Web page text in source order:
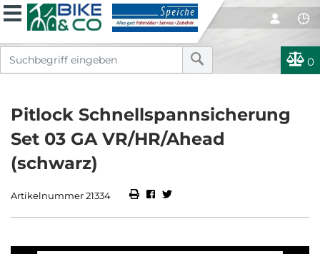
0
Pitlock Schnellspannsicherung
Set 03 GA VR/HR/Ahead
(schwarz)
Artikelnummer 21334